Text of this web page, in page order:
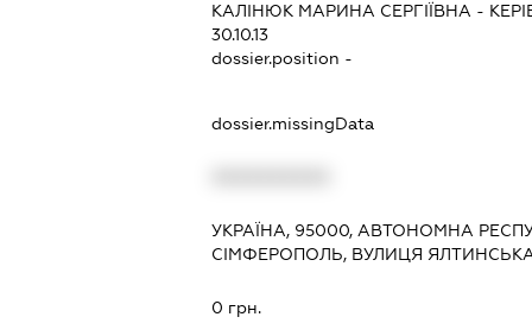
КАЛІНЮК МАРИНА СЕРГІЇВНА -
30.10.13
dossier.position -
dossier.missingData
УКРАЇНА, 95000, АВТОНОМНА
СІМФЕРОПОЛЬ, ВУЛИЦЯ
0 грн.